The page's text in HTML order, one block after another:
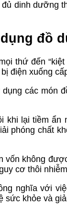
dinh dưỡng
đồ
thứ đến
điện xuống
các món
khi lại tiềm
phóng chất
vốn không
cơ thôi
nghĩa với
sức khỏe và